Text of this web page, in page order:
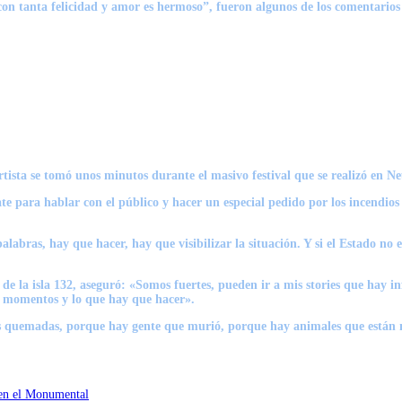
tanta felicidad y amor es hermoso”, fueron algunos de los comentarios
se tomó unos minutos durante el masivo festival que se realizó en
hablar con el público y hacer un especial pedido por los
hay que hacer, hay que visibilizar la situación. Y si el Estado no
la isla 132, aseguró: «Somos fuertes, pueden ir a mis stories que
y lo que hay que hacer».
porque hay gente que murió, porque hay animales que
el Monumental